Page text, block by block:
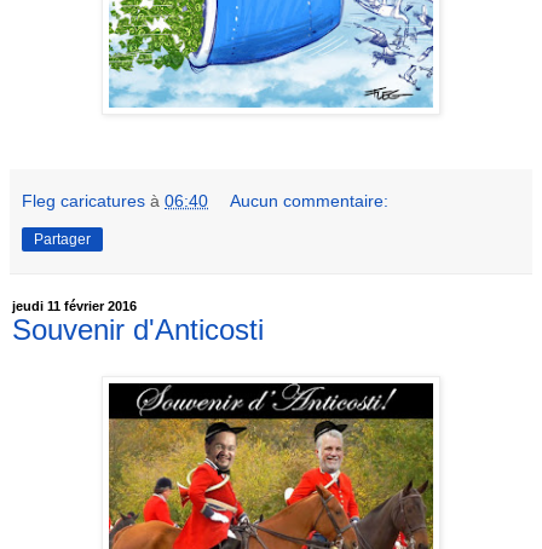
Fleg caricatures à 06:40 Aucun commentaire:
Partager
jeudi 11 février 2016
Souvenir d'Anticosti